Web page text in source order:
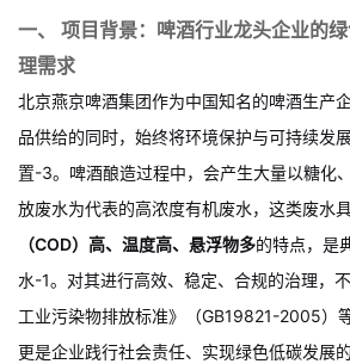
一、 项目背景：啤酒行业龙头企业的
理需求
北京燕京啤酒集团作为中国知名的啤酒生产
品供给的同时，始终将环境保护与可持续发
置-3。啤酒酿造过程中，会产生大量以糖化
放废水为代表的高浓度有机废水，这类废水
（COD）高、温度高、悬浮物多的特点，是
水-1。对其进行高效、稳定、合规的治理，
工业污染物排放标准》（GB19821-2005）
更是企业践行社会责任、实现绿色低碳发展